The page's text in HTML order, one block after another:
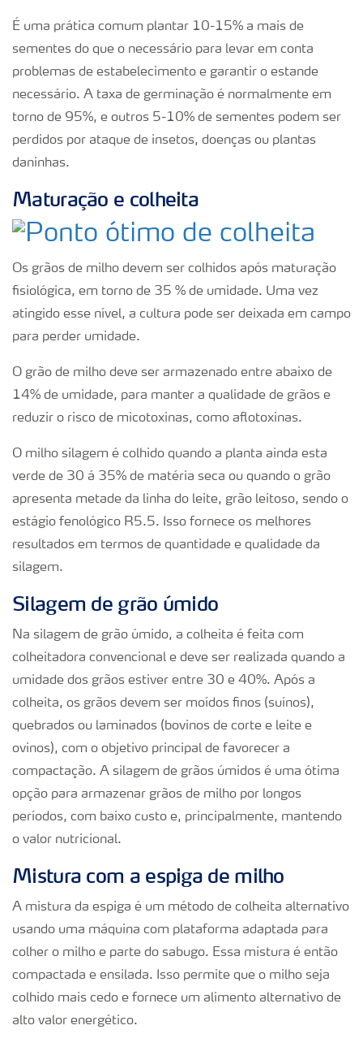
É uma prática comum plantar 10-15% a mais de
sementes do que o necessário para levar em conta
problemas de estabelecimento e garantir o estande
necessário. A taxa de germinação é normalmente em
torno de 95%, e outros 5-10% de sementes podem ser
perdidos por ataque de insetos, doenças ou plantas
daninhas.
Maturação e colheita
Os grãos de milho devem ser colhidos após maturação
fisiológica, em torno de 35 % de umidade. Uma vez
atingido esse nível, a cultura pode ser deixada em campo
para perder umidade.
O grão de milho deve ser armazenado entre abaixo de
14% de umidade, para manter a qualidade de grãos e
reduzir o risco de micotoxinas, como aflotoxinas.
O milho silagem é colhido quando a planta ainda esta
verde de 30 á 35% de matéria seca ou quando o grão
apresenta metade da linha do leite, grão leitoso, sendo o
estágio fenológico R5.5. Isso fornece os melhores
resultados em termos de quantidade e qualidade da
silagem.
Silagem de grão úmido
Na silagem de grão úmido, a colheita é feita com
colheitadora convencional e deve ser realizada quando a
umidade dos grãos estiver entre 30 e 40%. Após a
colheita, os grãos devem ser moídos finos (suínos),
quebrados ou laminados (bovinos de corte e leite e
ovinos), com o objetivo principal de favorecer a
compactação. A silagem de grãos úmidos é uma ótima
opção para armazenar grãos de milho por longos
períodos, com baixo custo e, principalmente, mantendo
o valor nutricional.
Mistura com a espiga de milho
A mistura da espiga é um método de colheita alternativo
usando uma máquina com plataforma adaptada para
colher o milho e parte do sabugo. Essa mistura é então
compactada e ensilada. Isso permite que o milho seja
colhido mais cedo e fornece um alimento alternativo de
alto valor energético.